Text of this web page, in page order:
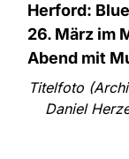
Herford:
26. März im
Abend mit
Titelfoto
Daniel